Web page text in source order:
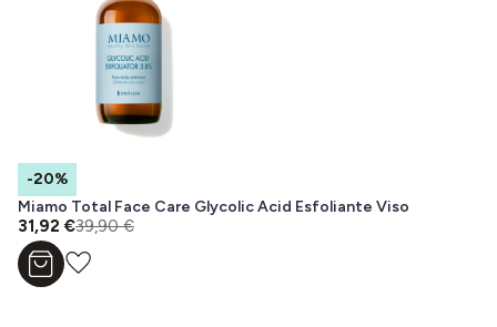
-20%
Miamo Total Face Care Glycolic Acid Esfoliante Viso
39,90 €
31,92 €
Aggiungi al carrello